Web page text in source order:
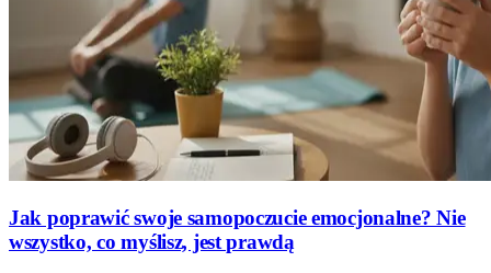
Jak poprawić swoje samopoczucie emocjonalne? Nie
wszystko, co myślisz, jest prawdą